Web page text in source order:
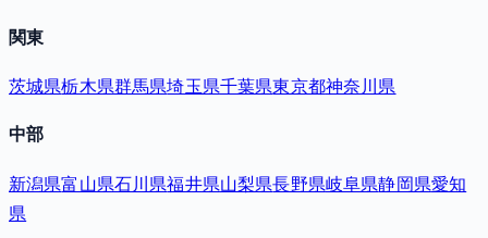
関東
茨城県栃木県群馬県埼玉県千葉県東京都神奈川県
中部
新潟県富山県石川県福井県山梨県長野県岐阜県静岡県愛知
県